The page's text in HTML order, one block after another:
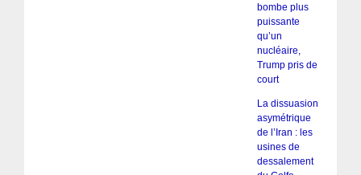
bombe plus
puissante
qu’un
nucléaire,
Trump pris de
court
La dissuasion
asymétrique
de l’Iran : les
usines de
dessalement